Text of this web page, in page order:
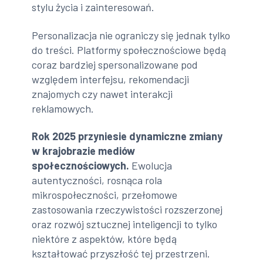
stylu życia i zainteresowań.
Personalizacja nie ograniczy się jednak tylko
do treści. Platformy społecznościowe będą
coraz bardziej spersonalizowane pod
względem interfejsu, rekomendacji
znajomych czy nawet interakcji
reklamowych.
Rok 2025 przyniesie dynamiczne zmiany
w krajobrazie mediów
społecznościowych. Ewolucja
autentyczności, rosnąca rola
mikrospołeczności, przełomowe
zastosowania rzeczywistości rozszerzonej
oraz rozwój sztucznej inteligencji to tylko
niektóre z aspektów, które będą
kształtować przyszłość tej przestrzeni.